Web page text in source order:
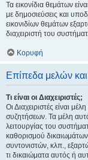
Τα εικονίδια θεμάτων
με δημοσιεύσεις και
εικονιδίων θεμάτων
διαχειριστή του
Κορυφή
Επίπεδα μελών
Τι είναι οι Διαχειριστές;
Οι Διαχειριστές είναι
συζητήσεων. Τα μέλη
λειτουργίας του
καθορισμού
συντονιστών, κλπ.,
τι δικαιώματα αυτός ή